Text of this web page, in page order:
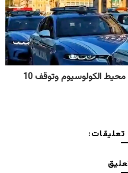
الشرطة الإيطالية تشن عملية أمنية في محيط الكولوسيوم وتوقف 10